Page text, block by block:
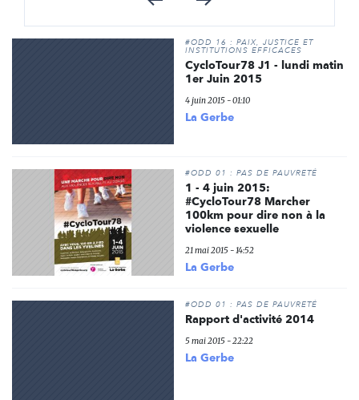
#ODD 16 : PAIX, JUSTICE ET
INSTITUTIONS EFFICACES
CycloTour78 J1 - lundi matin
1er Juin 2015
4 juin 2015 - 01:10
La Gerbe
#ODD 01 : PAS DE PAUVRETÉ
1 - 4 juin 2015:
#CycloTour78 Marcher
100km pour dire non à la
violence sexuelle
21 mai 2015 - 14:52
La Gerbe
#ODD 01 : PAS DE PAUVRETÉ
Rapport d'activité 2014
5 mai 2015 - 22:22
La Gerbe